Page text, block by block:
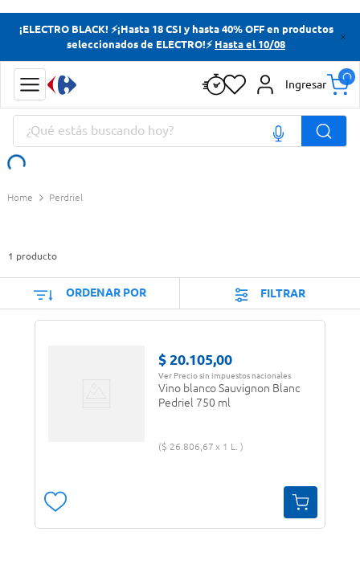
¡ELECTRO BLACK! ⚡¡Hasta 18 CSI y hasta 40% OFF en productos
seleccionados de ELECTRO!⚡ Hasta el 10/08
Ingresar
¿Qué estás buscando hoy?
Perdriel
1 producto
ORDENAR POR FILTRAR
$ 20.105,00
Ver Precio sin impuestos nacionales
Vino blanco Sauvignon Blanc
Pedriel 750 ml
$ 26.806,67 1 L.
Términos más buscados
Yerba
Papas Fritas
Términos más buscados
Cerveza
Papas Fritas
Doves